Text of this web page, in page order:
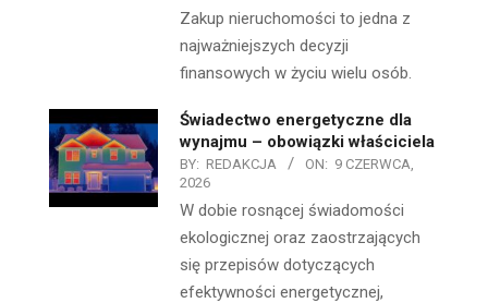
Zakup nieruchomości to jedna z
najważniejszych decyzji
finansowych w życiu wielu osób.
Świadectwo energetyczne dla
wynajmu – obowiązki właściciela
BY: REDAKCJA ON: 9 CZERWCA,
2026
W dobie rosnącej świadomości
ekologicznej oraz zaostrzających
się przepisów dotyczących
efektywności energetycznej,